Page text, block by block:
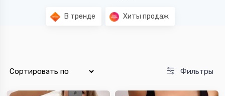
В тренде Хиты продаж
Фильтры